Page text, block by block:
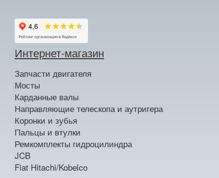
Интернет-магазин
Запчасти двигателя
Мосты
Карданные валы
Направляющие телескопа и аутригера
Коронки и зубья
Пальцы и втулки
Ремкомплекты гидроцилиндра
JCB
Fiat Hitachi/Kobelco